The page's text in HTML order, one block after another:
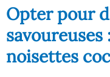
Opter pour
noisettes